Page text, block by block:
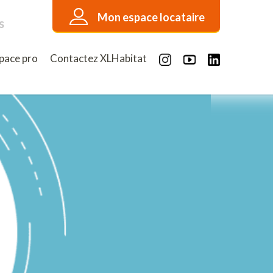
Mon espace locataire
pro Contactez XLHabitat